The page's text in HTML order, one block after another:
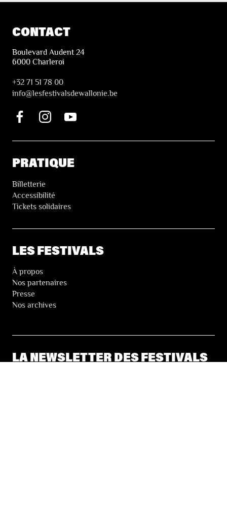
CONTACT
Boulevard Audent 24
6000 Charleroi
+32 71 51 78 00
info@lesfestivalsdewallonie.be
PRATIQUE
Billetterie
Accessibilité
Tickets solidaires
LES FESTIVALS
À propos
Nos partenaires
Presse
Nos archives
LA NEWSLETTER DES FESTIVALS